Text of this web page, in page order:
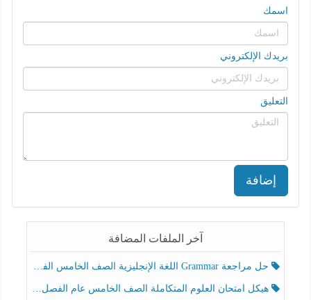
اسمك
بريدك الإلكتروني
التعليق
إضافة
آخر الملفات المضافة
حل مراجعة Grammar اللغة الإنجليزية الصف الخامس الفصل الثالث
هيكل امتحان العلوم المتكاملة الصف الخامس عام الفصل الدراسي الثالث 2025-2026